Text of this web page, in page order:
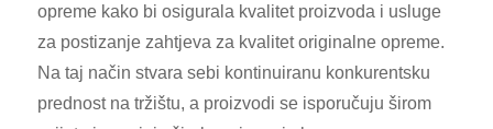
opreme kako bi osigurala kvalitet proizvoda i usluge
za postizanje zahtjeva za kvalitet originalne opreme.
Na taj način stvara sebi kontinuiranu konkurentsku
prednost na tržištu, a proizvodi se isporučuju širom